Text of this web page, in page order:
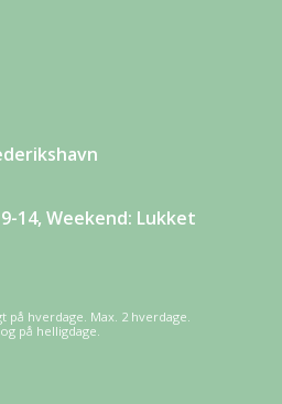
14, Weekend: Lukket
på hverdage. Max. 2 hverdage.
på helligdage.